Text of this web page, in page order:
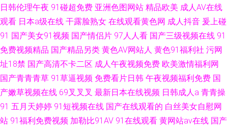
日韩伦理午夜 91碰超免费 亚洲色图网站 精品欧美 成人AV在线
观看 日本a级在线 干露脸熟女 在线观看黄色网 成人抖音 爰上碰
91 国产美女91视频 国产情侣片 97人人看 国产三级视频在线 91
免费视频精品 国产精品另类 黄色AV网站人 黄色91福利社 污网
址18禁 国产高清不卡二区 成人午夜视频免费 欧美激情福利网
国产青青青草 91草逼视频 免费看片日韩 午夜视频福利免费 国
产嫩草视频在线 69叉叉叉 最新日本在线视频 日韩成人a 青青操
91 五月天婷婷 91短视频在线 国产在线观看的 白丝美女自慰网
站 91福利免费视频 加勒比91AV 91在线观看 黄网站av在线 国产